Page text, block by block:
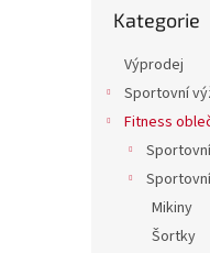
kategorie
Kategorie
Výprodej
Sportovní
Fitness
Mikiny
Šortky